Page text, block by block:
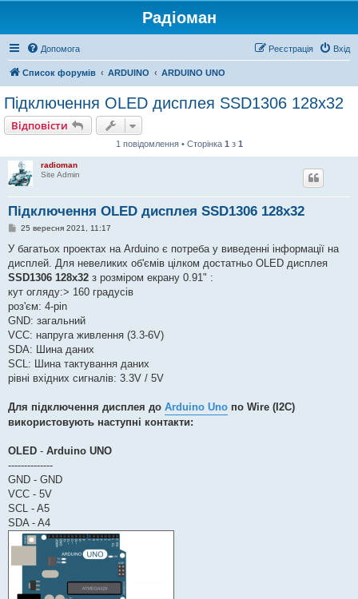
Радіоман
Допомога Вхід
Реєстрація
Список форумів ARDUINO ARDUINO UNO
Підключення OLED дисплея SSD1306 128х32
Відповісти
1 повідомлення • Сторінка 1 з 1
radioman
Site Admin
Підключення OLED дисплея SSD1306 128х32
П
в
д
о
л
е
н
я
25 вересня 2021, 11:17
У багатьох проектах на Arduino є потреба у виведенні інформації на
дисплей. Для невеликих об'ємів цілком достатньо OLED дисплея
SSD1306 128х32 з розміром екрану 0.91" :
кут огляду:> 160 градусів
роз'єм: 4-pin
GND: загальний
VCC: напруга живлення (3.3-6V)
SDA: Шина даних
SCL: Шина тактування даних
рівні вхідних сигналів: 3.3V / 5V
Для підключення дисплея до Arduino Uno по Wire (I2C)
використовують наступні контакти:
OLED - Arduino UNO
--------------
GND - GND
VCC - 5V
SCL - A5
SDA - A4